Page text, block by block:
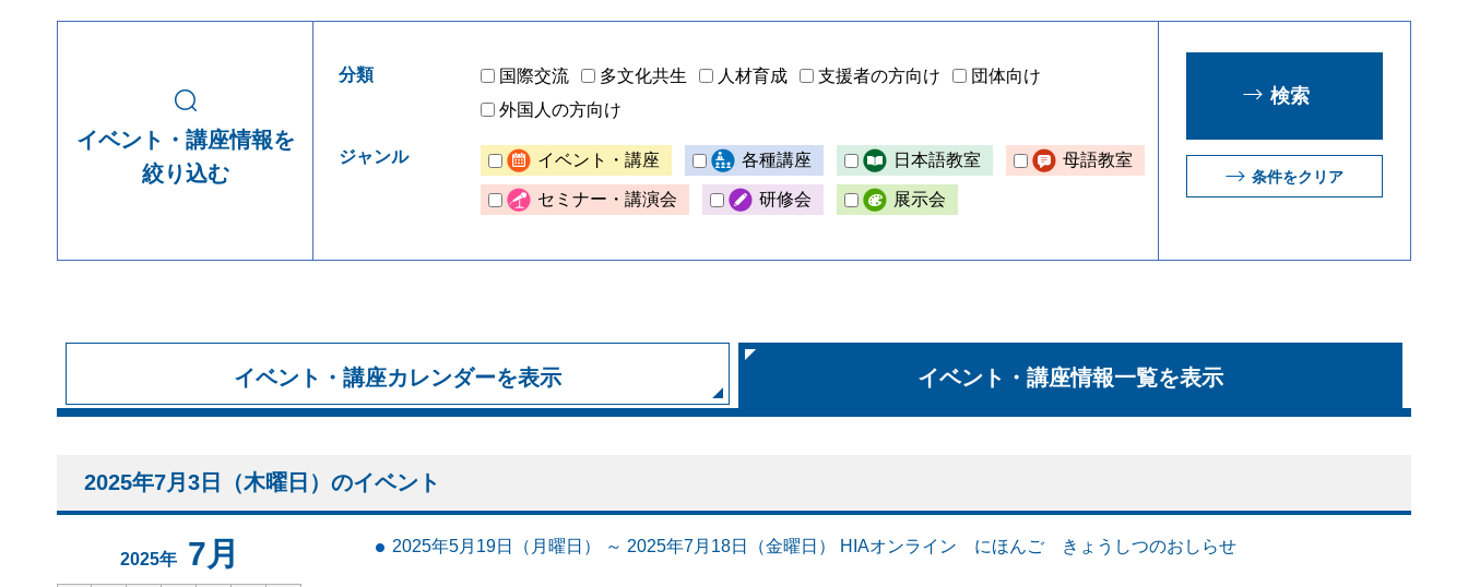
イベント・講座情報を
絞り込む
分類 国際交流 多文化共生 人材育成 支援者の方向け
団体向け
外国人の方向け
ジャンル イベント・講座 各種講座 日本語教室 母語教室
セミナー・講演会 研修会 展示会
条件をクリア
イベント・講座カレンダーを表示 イベント・講座情報一覧を表示
2025年7月3日（木曜日）のイベント
2025年 7月 2025年5月19日（月曜日） ～ 2025年7月18日（金曜日） HIAオンライン にほんご きょうしつのおしらせ